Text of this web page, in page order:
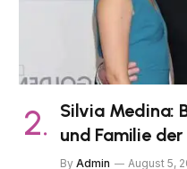
Silvia Medina:
und Familie
By Admin August 5,